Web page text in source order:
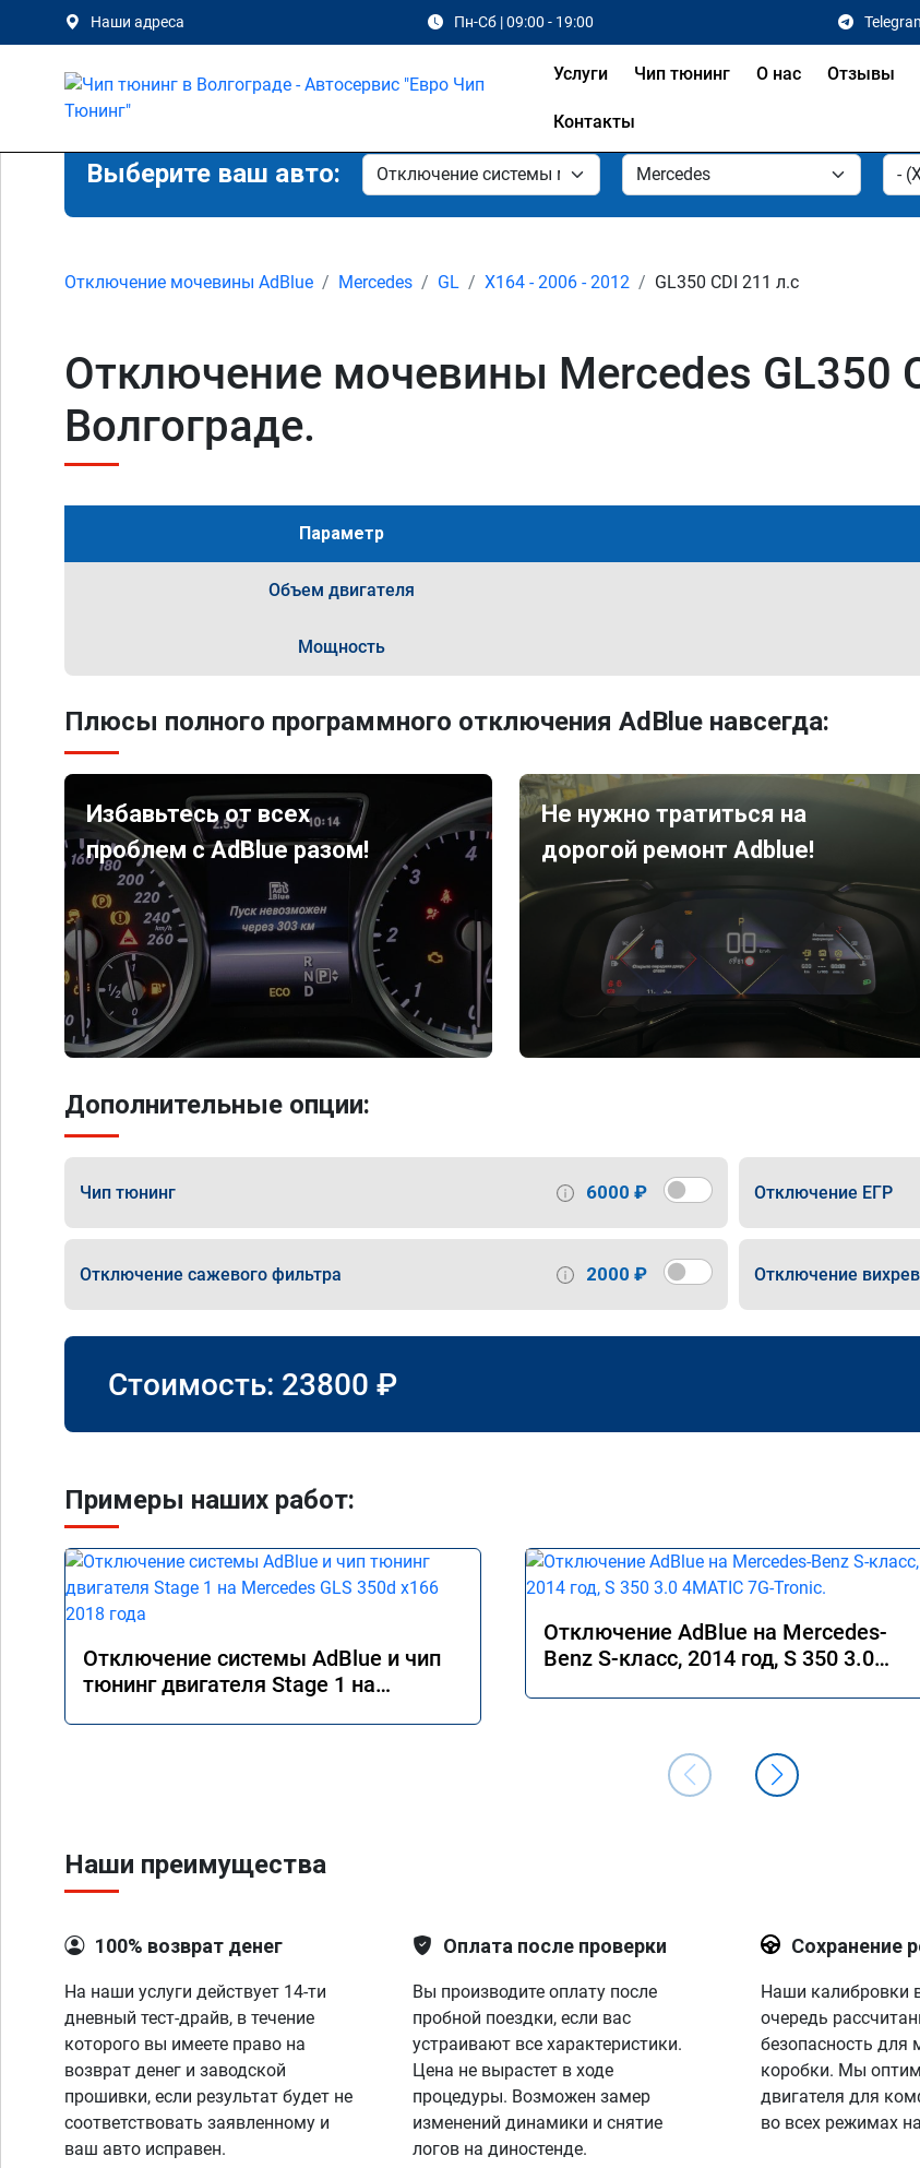
Наши адреса Пн-Сб | 09:00 - 19:00
Услуги Чип тюнинг О нас Отзывы
Контакты
Выберите ваш авто:
Отключение мочевины AdBlue Mercedes GL X164 - 2006 - 2012 GL350 CDI 211 л.с
Отключение мочевины Mercedes GL350
Волгограде.
Параметр
Объем двигателя
Мощность
Плюсы полного программного отключения AdBlue навсегда:
Избавьтесь от всех
проблем с AdBlue разом!
Не нужно тратиться на
дорогой ремонт Adblue!
Дополнительные опции:
Чип тюнинг 6000 ₽ Отключение ЕГР
Отключение сажевого фильтра 2000 ₽ Отключение
Стоимость: 23800 ₽
Примеры наших работ:
Отключение системы AdBlue и чип
тюнинг двигателя Stage 1 на
Отключение AdBlue на Mercedes-
Benz S-класс, 2014 год, S 350 3.0
Наши преимущества
100% возврат денег
На наши услуги действует 14-ти
дневный тест-драйв, в течение
которого вы имеете право на
возврат денег и заводской
прошивки, если результат будет не
соответствовать заявленному и
ваш авто исправен.
Оплата после проверки
Вы производите оплату после
пробной поездки, если вас
устраивают все характеристики.
Цена не вырастет в ходе
процедуры. Возможен замер
изменений динамики и снятие
логов на диностенде.
Сохранение
Наши калибровки
очередь
безопасность для
коробки. Мы
двигателя для
во всех режимах